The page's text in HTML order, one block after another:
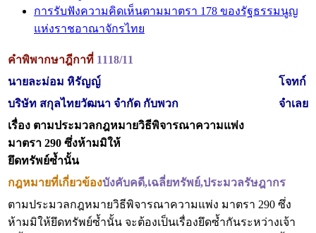
การรับฟังความคิดเห็นตามมาตรา 178 ของรัฐธรรมนูญ
แห่งราชอาณาจักรไทย
คำพิพากษาฎีกาที่ 1118/11
นายละม่อม หิรัญญ์
โจทก์
บริษัท สกุลไทยวัฒนา จำกัด กับพวก
จำเลย
เรื่อง ตามประมวลกฎหมายวิธีพิจารณาความแพ่ง
มาตรา 290 ซึ่งห้ามมิให้
ยึดทรัพย์ซ้ำนั้น
กฎหมายที่เกี่ยวข้องบังคับคดี,เฉลี่ยทรัพย์,ประมวลรัษฎากร
ตามประมวลกฎหมายวิธีพิจารณาความแพ่ง มาตรา 290 ซึ่ง
ห้ามมิให้ยึดทรัพย์ซ้ำนั้น จะต้องเป็นเรื่องยึดซ้ำกันระหว่างเจ้า